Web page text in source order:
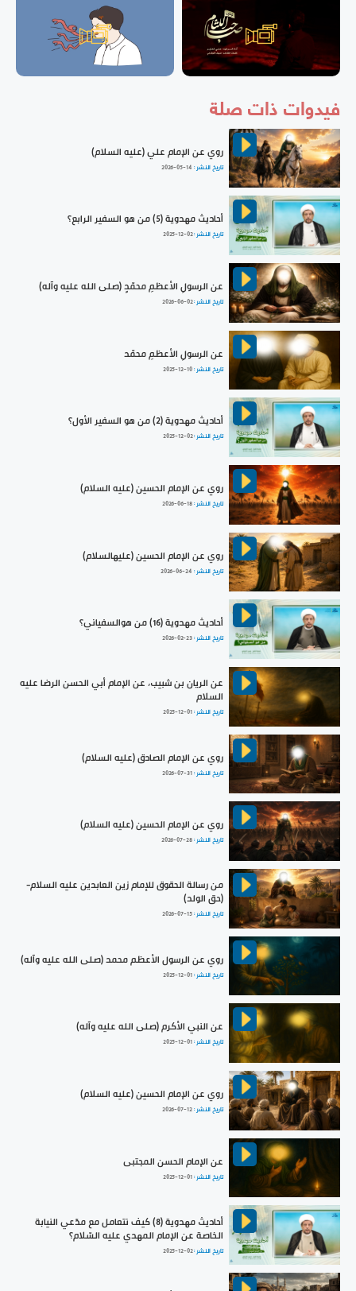
فيدوات ذات صلة
روي عن الإمام علي (عليه السلام)
تاريخ النشر : 2026-05-14
أحاديث مهدوية (5) من هو السفير الرابع؟
تاريخ النشر :2025-12-02
عن الرسولِ الأعظمِ محمّدٍ (صلى الله عليه وآله)
تاريخ النشر :2026-06-02
عن الرسولِ الأعظمِ محمّد
تاريخ النشر :2025-12-10
أحاديث مهدوية (2) من هو السفير الأول؟
تاريخ النشر :2025-12-02
روي عن الإمام الحسين (عليه السلام)
تاريخ النشر :2026-06-18
روي عن الإمام الحسين (عليهالسلام)
تاريخ النشر : 2026-06-24
أحاديث مهدوية (16) من هوالسفياني؟
تاريخ النشر :2026-02-23
عن الريان بن شبيب، عن الإمام أبي الحسن الرضا عليه
السلام
تاريخ النشر :2025-12-01
روي عن الإمام الصادق (عليه السلام)
تاريخ النشر :2026-07-31
روي عن الإمام الحسين (عليه السلام)
تاريخ النشر :2026-07-28
من رسالة الحقوق للإمام زين العابدين عليه السلام-
(حق الولد)
تاريخ النشر :2026-07-15
روي عن الرسول الأعظم محمد (صلى الله عليه وآله)
تاريخ النشر :2025-12-01
عن النبي الأكرم (صلى الله عليه وآله)
تاريخ النشر :2025-12-01
روي عن الإمام الحسين (عليه السلام)
تاريخ النشر :2026-07-12
عن الإمام الحسن المجتبى
تاريخ النشر :2025-12-01
أحاديث مهدوية (8) كيف نتعامل مع مدّعي النيابة
الخاصة عن الإمام المهدي عليه السّلام؟
تاريخ النشر :2025-12-02